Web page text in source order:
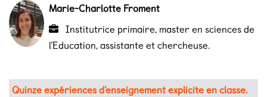
Marie-Charlotte Froment
Institutrice primaire, master en sciences de
l’Education, assistante et chercheuse.
Quinze expériences d’enseignement explicite en classe.